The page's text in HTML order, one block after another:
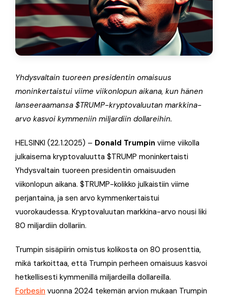
Yhdysvaltain tuoreen presidentin omaisuus
moninkertaistui viime viikonlopun aikana, kun hänen
lanseeraamansa $TRUMP-kryptovaluutan markkina-
arvo kasvoi kymmeniin miljardiin dollareihin.
HELSINKI (22.1.2025) – Donald Trumpin viime viikolla
julkaisema kryptovaluutta $TRUMP moninkertaisti
Yhdysvaltain tuoreen presidentin omaisuuden
viikonlopun aikana. $TRUMP-kolikko julkaistiin viime
perjantaina, ja sen arvo kymmenkertaistui
vuorokaudessa. Kryptovaluutan markkina-arvo nousi liki
80 miljardiin dollariin.
Trumpin sisäpiirin omistus kolikosta on 80 prosenttia,
mikä tarkoittaa, että Trumpin perheen omaisuus kasvoi
hetkellisesti kymmenillä miljardeilla dollareilla.
Forbesin vuonna 2024 tekemän arvion mukaan Trumpin